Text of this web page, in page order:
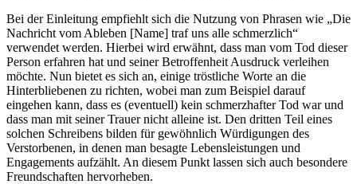
Bei der Einleitung empfiehlt sich die Nutzung von Phrasen wie „Die
Nachricht vom Ableben [Name] traf uns alle schmerzlich“
verwendet werden. Hierbei wird erwähnt, dass man vom Tod dieser
Person erfahren hat und seiner Betroffenheit Ausdruck verleihen
möchte. Nun bietet es sich an, einige tröstliche Worte an die
Hinterbliebenen zu richten, wobei man zum Beispiel darauf
eingehen kann, dass es (eventuell) kein schmerzhafter Tod war und
dass man mit seiner Trauer nicht alleine ist. Den dritten Teil eines
solchen Schreibens bilden für gewöhnlich Würdigungen des
Verstorbenen, in denen man besagte Lebensleistungen und
Engagements aufzählt. An diesem Punkt lassen sich auch besondere
Freundschaften hervorheben.